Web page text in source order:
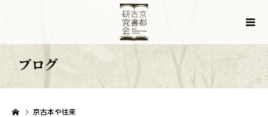
ブログ
京古本や往来